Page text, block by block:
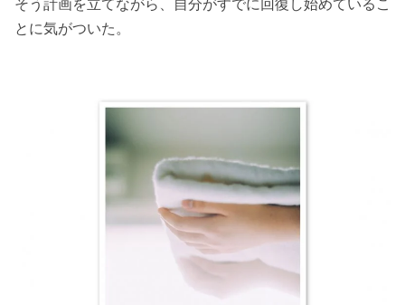
そう計画を立てながら、自分がすでに回復し始めているこ
とに気がついた。